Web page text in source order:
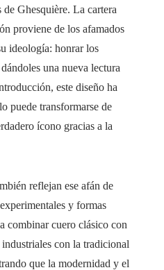
Ghesquière. La cartera
proviene de los afamados
ideología: honrar los
una nueva lectura
este diseño ha
puede transformarse de
ícono gracias a la
reflejan ese afán de
y formas
combinar cuero clásico con
industriales con la tradicional
que la modernidad y el